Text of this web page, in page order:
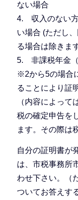
ない場合
4. 収入のない方
い場合 (ただし
る場合は除きま
5. 非課税年金（
※2から5の場合
ることにより証
（内容によって
税の確定申告を
ます。その際は
自分の証明書が
は、市税事務所
わせ下さい。（
ついてお答えす